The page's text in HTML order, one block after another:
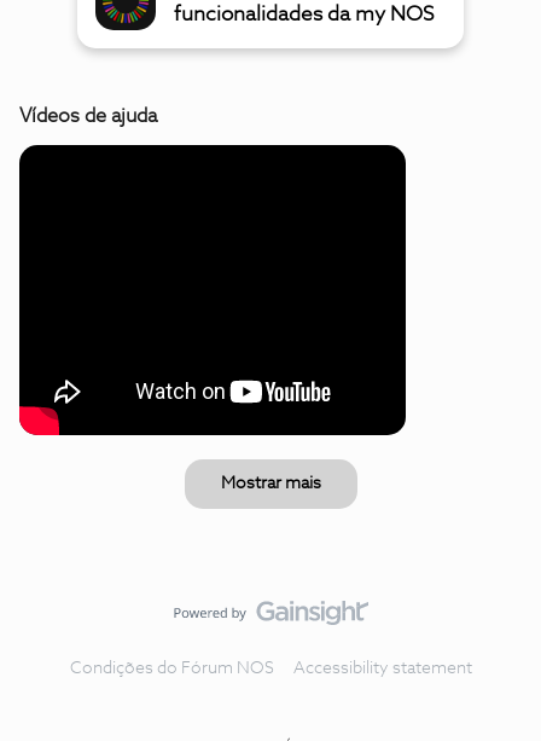
funcionalidades da my NOS
Vídeos de ajuda
Mostrar mais
Condições do Fórum NOS Accessibility statement